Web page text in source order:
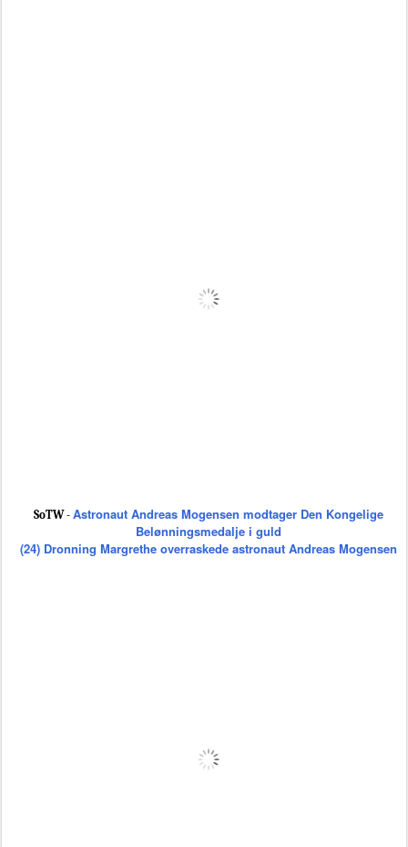
SoTW - Astronaut Andreas Mogensen modtager Den Kongelige
Belønningsmedalje i guld
(24) Dronning Margrethe overraskede astronaut Andreas Mogensen